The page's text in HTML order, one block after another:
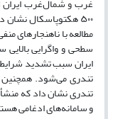
۵۰۰ هکتوپاسکال
مطالعه با ناهنجارهای
ایران سبب تشدید
تندری می‌شود. همچنین
تندری نشان داد که
و سامانه‌های ادغامی